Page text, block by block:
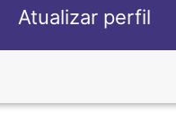
Atualizar perfil